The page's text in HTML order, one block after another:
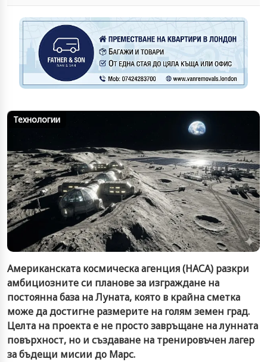
Технологии
Американската космическа агенция (НАСА) разкри
амбициозните си планове за изграждане на
постоянна база на Луната, която в крайна сметка
може да достигне размерите на голям земен град.
Целта на проекта е не просто завръщане на лунната
повърхност, но и създаване на тренировъчен лагер
за бъдещи мисии до Марс.